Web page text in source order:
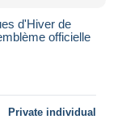
d'Hiver de
officielle
Private individual